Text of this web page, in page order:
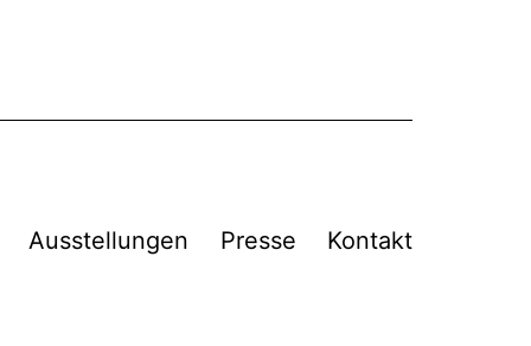
Ausstellungen Presse Kontakt